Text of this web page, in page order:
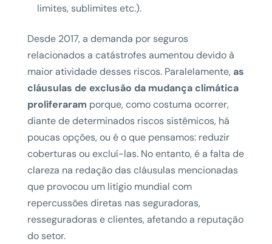
limites, sublimites etc.).
Desde 2017, a demanda por seguros
relacionados a catástrofes aumentou devido à
maior atividade desses riscos. Paralelamente, as
cláusulas de exclusão da mudança climática
proliferaram porque, como costuma ocorrer,
diante de determinados riscos sistêmicos, há
poucas opções, ou é o que pensamos: reduzir
coberturas ou excluí-las. No entanto, é a falta de
clareza na redação das cláusulas mencionadas
que provocou um litígio mundial com
repercussões diretas nas seguradoras,
resseguradoras e clientes, afetando a reputação
do setor.